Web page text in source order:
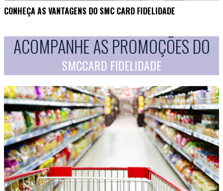
CONHEÇA AS VANTAGENS DO SMC CARD FIDELIDADE
ACOMPANHE AS PROMOÇÕES DO
SMCCARD FIDELIDADE